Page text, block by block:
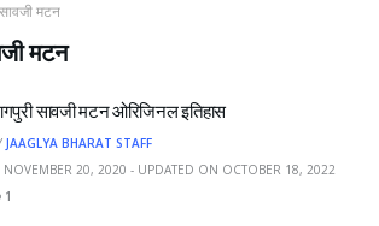
मटन
मटन
सावजी मटन ओरिजिनल इतिहास
JAAGLYA BHARAT STAFF
NOVEMBER 20, 2020 - UPDATED ON OCTOBER 18, 2022
1